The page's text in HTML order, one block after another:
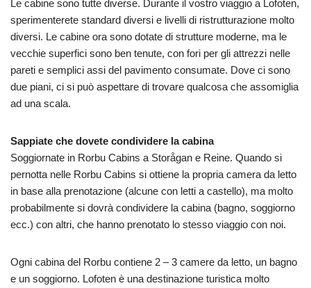
Le cabine sono tutte diverse. Durante il vostro viaggio a Lofoten,
sperimenterete standard diversi e livelli di ristrutturazione molto
diversi. Le cabine ora sono dotate di strutture moderne, ma le
vecchie superfici sono ben tenute, con fori per gli attrezzi nelle
pareti e semplici assi del pavimento consumate. Dove ci sono
due piani, ci si può aspettare di trovare qualcosa che assomiglia
ad una scala.
Sappiate che dovete condividere la cabina
Soggiornate in Rorbu Cabins a Storågan e Reine. Quando si
pernotta nelle Rorbu Cabins si ottiene la propria camera da letto
in base alla prenotazione (alcune con letti a castello), ma molto
probabilmente si dovrà condividere la cabina (bagno, soggiorno
ecc.) con altri, che hanno prenotato lo stesso viaggio con noi.
Ogni cabina del Rorbu contiene 2 – 3 camere da letto, un bagno
e un soggiorno. Lofoten è una destinazione turistica molto